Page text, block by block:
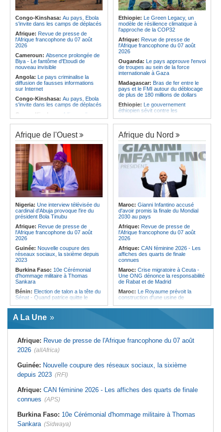
Afrique:La LSF salue le lancement
du premier ETF obligataire
souverain africain (USD) disponible
en Europe
Afrique: Promesse de la finale de la
Coupe du Monde 2030 au Maroc -
Infantino marquera-t-il le but de son
corrige le Kabuscorp en match de
préparation
Angola:Des experts prélèvent des
échantillons pour identifier les
victimes de l'accident de Cuanza-
Sul
Congo-Kinshasa: Au pays, Ebola
s'invite dans les camps de déplacés
Afrique: Revue de presse de
l'Afrique francophone du 07 août
2026
Cameroun: Absence prolongée de
Biya - Le fantôme d'Etoudi de
nouveau invisible
Angola: Le pays criminalise la
diffusion de fausses informations
sur Internet
Congo-Kinshasa: Au pays, Ebola
s'invite dans les camps de déplacés
Congo-Kinshasa:
A l'issue d'une
visite au pays, le chef de l'OMS
appelle à intensifier la riposte
Congo-Kinshasa:Transfert de 15
personnes vers l'AFC/M23
Centrafrique:
Un réseau mondial
de professionnels de la santé
connectés par la télémédecine
Congo-Kinshasa:Ebola au pays -
Africa CDC mise sur les
communautés
Afrique Centrale:L'explosion de la
demande de viande de brousse
extermine la faune sauvage
Ethiopie: Le Green Legacy, un
modèle de résilience climatique à
l'approche de la COP32
Afrique: Revue de presse de
l'Afrique francophone du 07 août
2026
Ouganda: Le pays approuve l'envoi
de troupes au sein de la force
internationale à Gaza
Madagascar: Bras de fer entre le
pays et le FMI autour du déblocage
de plus de 180 millions de dollars
Ethiopie: Le gouvernement
éthiopien sévit contre les
Kenya:Des associations de
femmes marchent pour dénoncer
les disparitions forcées
Afrique:La CEA renforce les
capacités des parlementaires de
l'Afrique de l'Est
Congo-Kinshasa:Après l'accord
avec une branche des FDLR, les
zones d'ombre persistent
Sud-Soudan:Le pays à la croisée
des chemins, alerte l'ONU
Rwanda:Rome et Kigali discutent
d'une possible externalisation au
pays des procédures d'asile à
destination de l'Italie
Afrique de l'Ouest
Nigeria: Une interview télévisée du
cardinal d'Abuja provoque l'ire du
président Bola Tinubu
Afrique: Revue de presse de
l'Afrique francophone du 07 août
2026
Guinée: Nouvelle coupure des
réseaux sociaux, la sixième depuis
2023
Burkina Faso: 10e Cérémonial
d'hommage militaire à Thomas
Sankara
Bénin: Election de talon a la tête du
Sénat - Quand patrice quitte le
Cameroun:
Biya - Le fantôme d'Etoudi de
cardinal d'Abuja provoque l'ire du
président Bola Tinubu
parleur «Djidji Ayôkwé» prend une
dimension politique
Guinée: Le président dissipe les
santé dans un message publié sur X
Afrique:Etats généraux de
rupture
Afrique du Nord
Maroc: Gianni Infantino accusé
d'avoir promis la finale du Mondial
2030 au pays
Afrique: Revue de presse de
l'Afrique francophone du 07 août
2026
Afrique: CAN féminine 2026 - Les
affiches des quarts de finale
connues
Maroc: Crise migratoire à Ceuta -
Une ONG dénonce la responsabilité
de Rabat et de Madrid
Maroc: Le Royaume prévoit la
construction d'une usine de
déchets à Casablanca
agents de sécurité, selon des
associations
Afrique:Promesse de la finale de la
maintien ?
Maroc:Driss Lachguar - Les défis
A La Une
Afrique: Revue de presse de l'Afrique francophone du 07 août
2026 (allAfrica)
Guinée: Nouvelle coupure des réseaux sociaux, la sixième
depuis 2023 (RFI)
Afrique: CAN féminine 2026 - Les affiches des quarts de finale
connues (APS)
Burkina Faso: 10e Cérémonial d'hommage militaire à Thomas
Sankara (Sidwaya)